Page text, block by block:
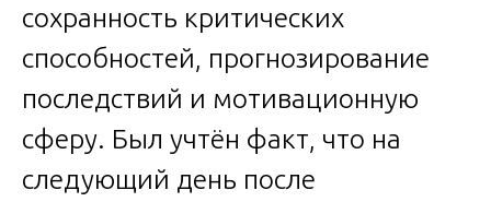
сохранность критических
способностей, прогнозирование
последствий и мотивационную
сферу. Был учтён факт, что на
следующий день после